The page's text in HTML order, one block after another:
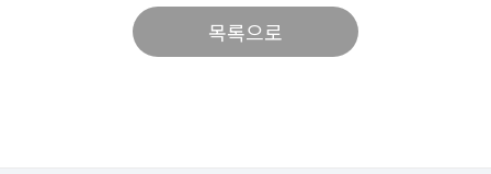
목록으로